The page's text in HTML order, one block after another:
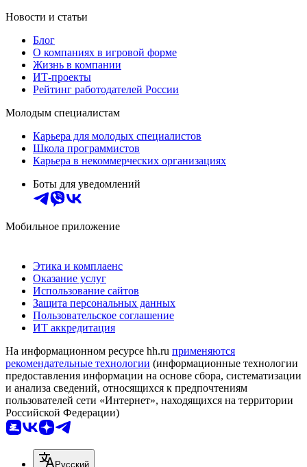
Новости и статьи
Блог
О компаниях в игровой форме
Жизнь в компании
ИТ-проекты
Рейтинг работодателей России
Молодым специалистам
Карьера для молодых специалистов
Школа программистов
Карьера в некоммерческих организациях
Боты для уведомлений
Мобильное приложение
Этика и комплаенс
Оказание услуг
Использование сайтов
Защита персональных данных
Пользовательское соглашение
ИТ аккредитация
На информационном ресурсе hh.ru применяются
рекомендательные технологии (информационные технологии
предоставления информации на основе сбора, систематизации
и анализа сведений, относящихся к предпочтениям
пользователей сети «Интернет», находящихся на территории
Российской Федерации)
Русский